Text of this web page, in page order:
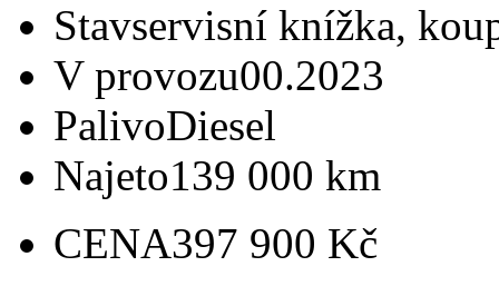
Stavservisní knížka,
V provozu00.2023
PalivoDiesel
Najeto139 000 km
CENA397 900 Kč